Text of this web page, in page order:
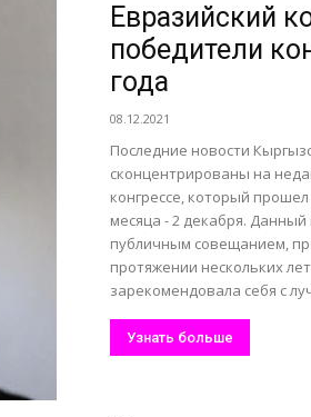
Евразийский
победители
года
08.12.2021
Последние новости
сконцентрированы на
конгрессе, который
месяца - 2 декабря. Данный
публичным совещанием,
протяжении нескольких
зарекомендовала себя с
Узнать больше